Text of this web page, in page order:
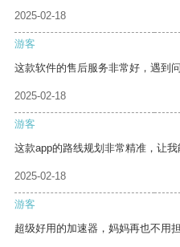
2025-02-18
游客
这款软件的售后服务非常好，遇到
2025-02-18
游客
这款app的路线规划非常精准，让我
2025-02-18
游客
超级好用的加速器，妈妈再也不用